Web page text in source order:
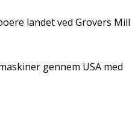
lan­det ved Grovers Mill
gen­nem USA med